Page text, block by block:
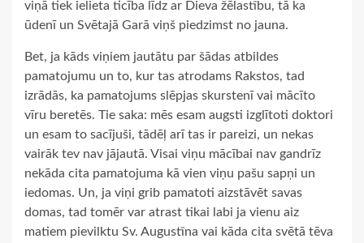
viņā tiek ielieta ticība līdz ar Dieva žēlastību, tā ka
ūdenī un Svētajā Garā viņš piedzimst no jauna.
Bet, ja kāds viņiem jautātu par šādas atbildes
pamatojumu un to, kur tas atrodams Rakstos, tad
izrādās, ka pamatojums slēpjas skurstenī vai mācīto
vīru beretēs. Tie saka: mēs esam augsti izglītoti doktori
un esam to sacījuši, tādēļ arī tas ir pareizi, un nekas
vairāk tev nav jājautā. Visai viņu mācībai nav gandrīz
nekāda cita pamatojuma kā vien viņu pašu sapņi un
iedomas. Un, ja viņi grib pamatoti aizstāvēt savas
domas, tad tomēr var atrast tikai labi ja vienu aiz
matiem pievilktu Sv. Augustīna vai kāda cita svētā tēva